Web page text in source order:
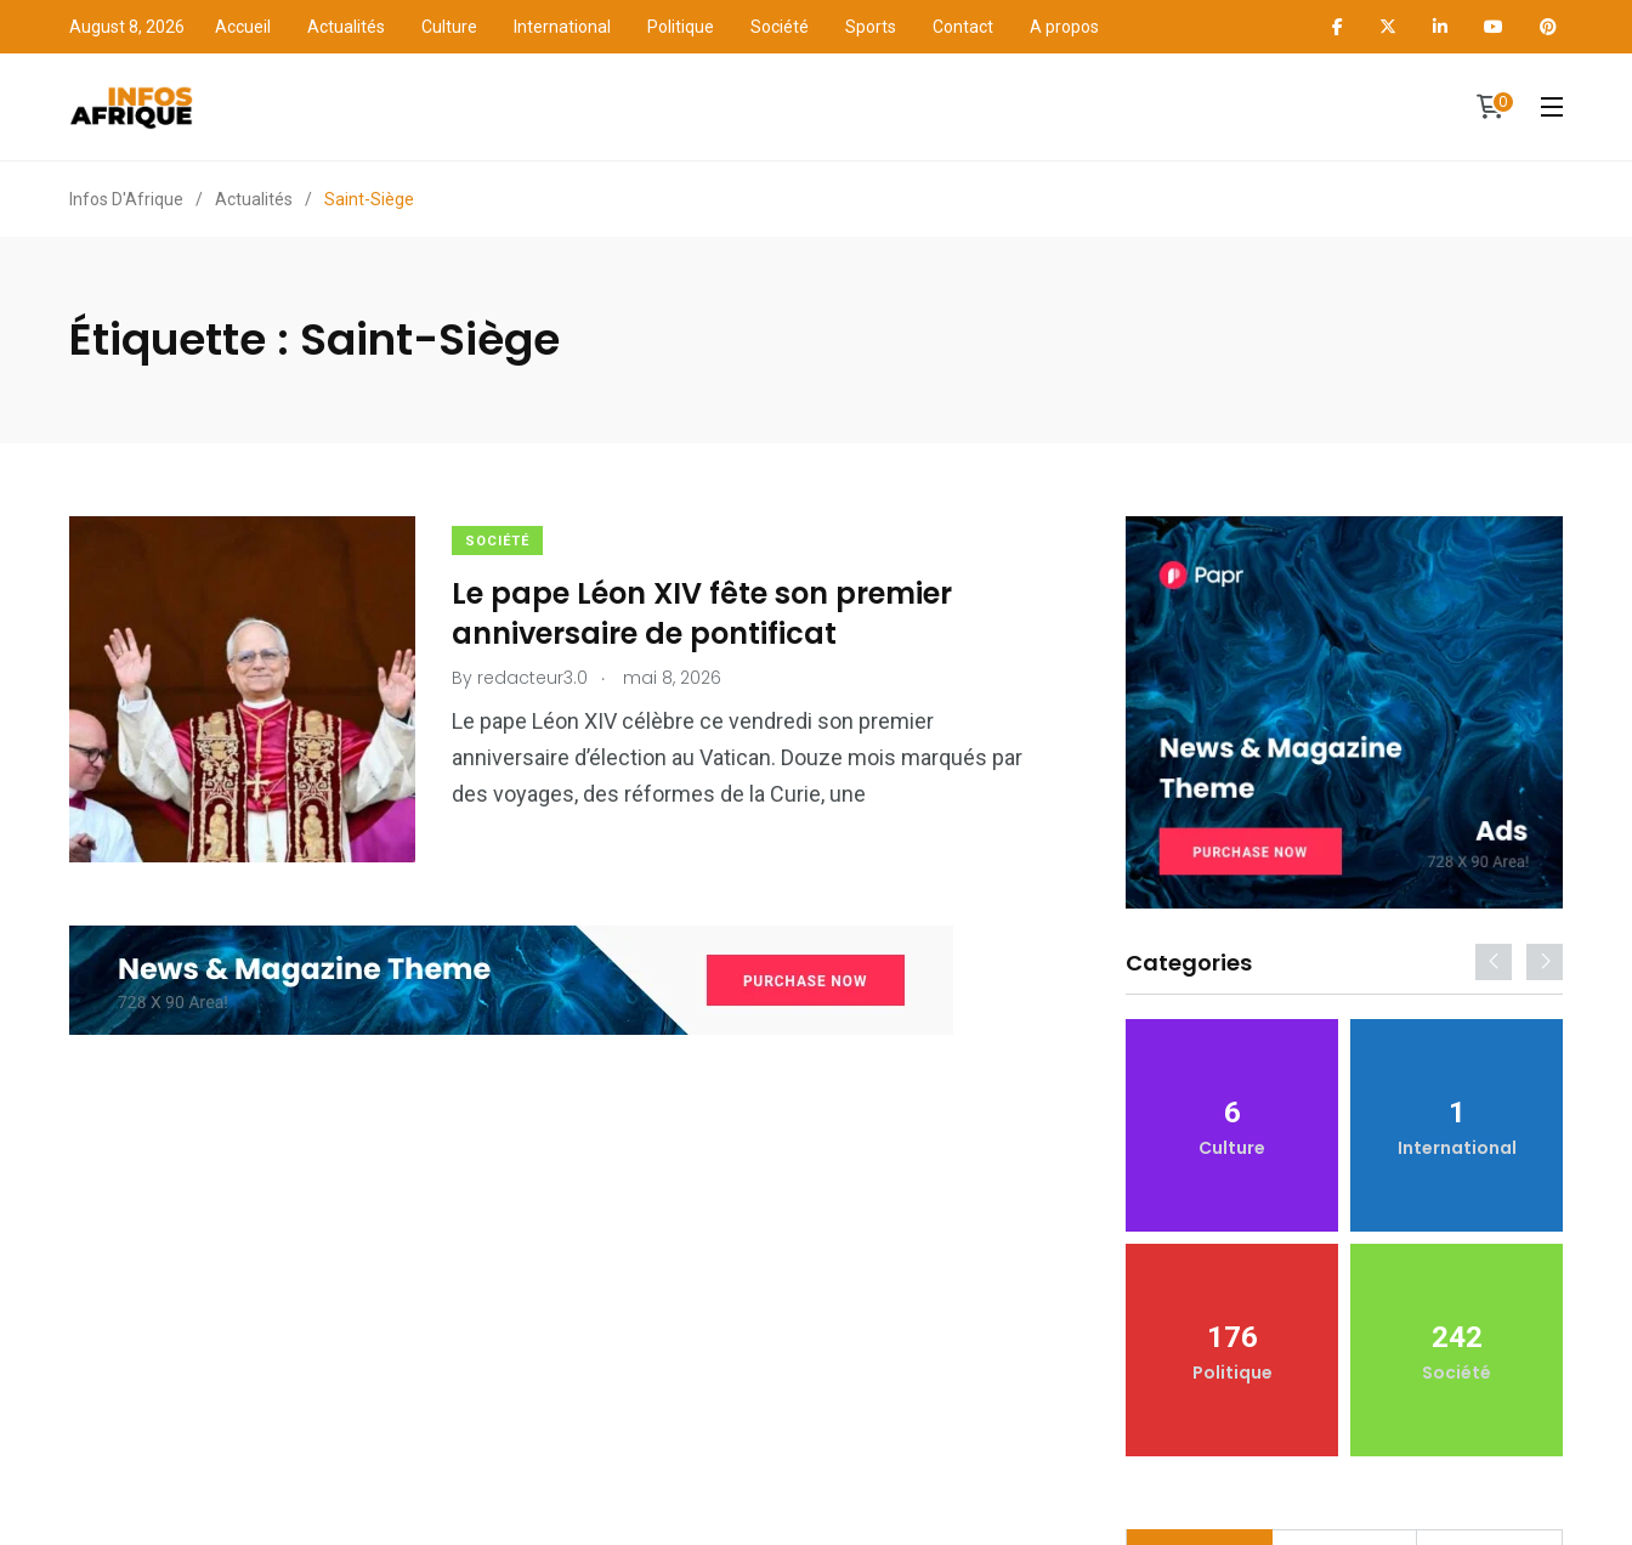
August 8, 2026 Accueil Actualités Culture International Politique Société Sports Contact A propos
0
Infos D'Afrique / Actualités / Saint-Siège
Étiquette : Saint-Siège
SOCIÉTÉ
Le pape Léon XIV fête son premier
anniversaire de pontificat
By redacteur3.0 . mai 8, 2026
Le pape Léon XIV célèbre ce vendredi son premier
anniversaire d’élection au Vatican. Douze mois marqués par
des voyages, des réformes de la Curie, une
Categories
6
Culture
1
International
176
Politique
242
Société